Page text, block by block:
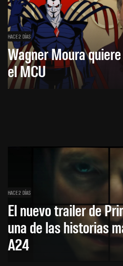
HACE 2 DÍAS
Wagner Moura
el MCU
HACE 2 DÍAS
El nuevo trailer de
una de las historias
A24